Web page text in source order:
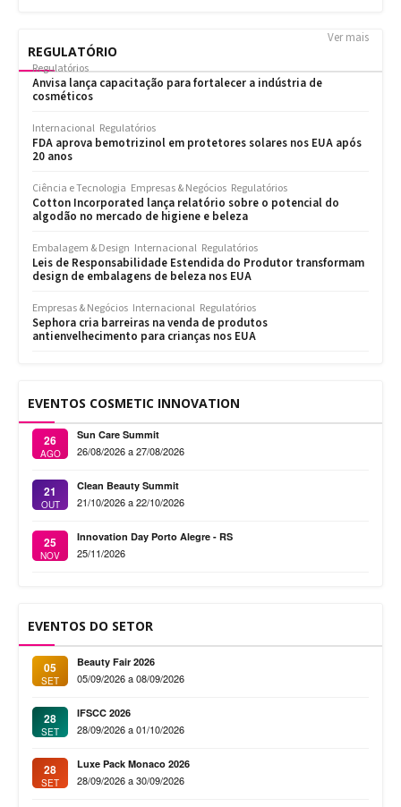
REGULATÓRIO
Ver mais
Regulatórios
Anvisa lança capacitação para fortalecer a indústria de
cosméticos
Internacional Regulatórios
FDA aprova bemotrizinol em protetores solares nos EUA após
20 anos
Ciência e Tecnologia Empresas & Negócios Regulatórios
Cotton Incorporated lança relatório sobre o potencial do
algodão no mercado de higiene e beleza
Embalagem & Design Internacional Regulatórios
Leis de Responsabilidade Estendida do Produtor transformam
design de embalagens de beleza nos EUA
Empresas & Negócios Internacional Regulatórios
Sephora cria barreiras na venda de produtos
antienvelhecimento para crianças nos EUA
EVENTOS COSMETIC INNOVATION
26
AGO
Sun Care Summit
26/08/2026 a 27/08/2026
21
OUT
Clean Beauty Summit
21/10/2026 a 22/10/2026
25
NOV
Innovation Day Porto Alegre - RS
25/11/2026
EVENTOS DO SETOR
05
SET
Beauty Fair 2026
05/09/2026 a 08/09/2026
28
SET
IFSCC 2026
28/09/2026 a 01/10/2026
28
SET
Luxe Pack Monaco 2026
28/09/2026 a 30/09/2026